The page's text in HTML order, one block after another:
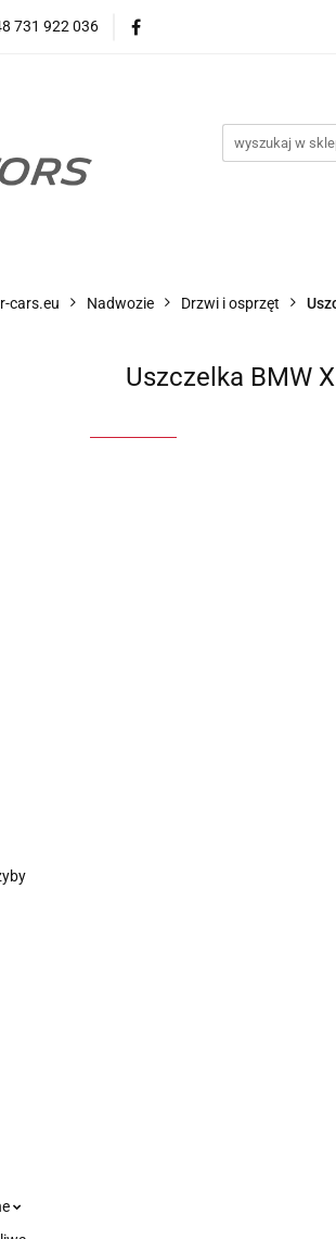
731 922 036
cars.eu Nadwozie Drzwi i osprzęt
Uszczelka BMW